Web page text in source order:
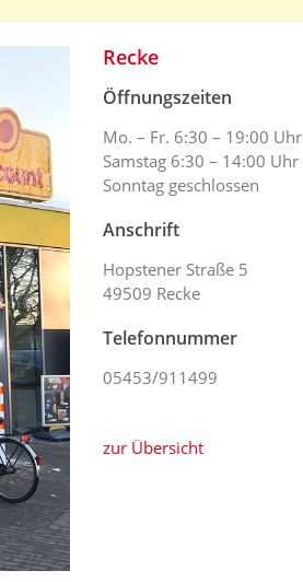
Recke
Öffnungszeiten
Mo. – Fr. 6:30 – 19:00 Uhr
Samstag 6:30 – 14:00 Uhr
Sonntag geschlossen
Anschrift
Hopstener Straße 5
49509 Recke
Telefonnummer
05453/911499
zur Übersicht